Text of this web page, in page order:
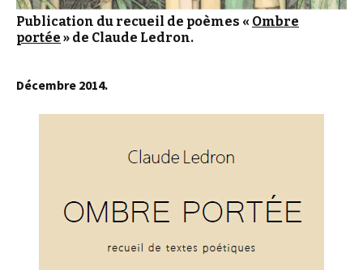
Publication du recueil de poèmes « Ombre
portée » de Claude Ledron.
Décembre 2014.